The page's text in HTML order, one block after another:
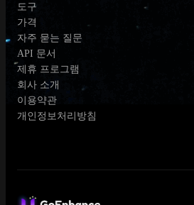
도구
가격
자주 묻는 질문
API 문서
제휴 프로그램
회사 소개
이용약관
개인정보처리방침